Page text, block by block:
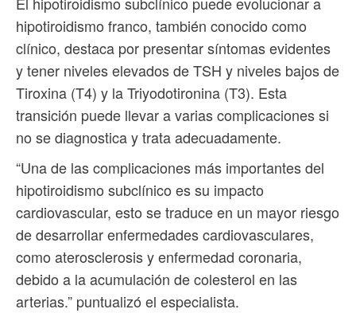
hipotiroidismo franco, también conocido como
clínico, destaca por presentar síntomas evidentes
y tener niveles elevados de TSH y niveles bajos de
Tiroxina (T4) y la Triyodotironina (T3). Esta
transición puede llevar a varias complicaciones si
no se diagnostica y trata adecuadamente.
“Una de las complicaciones más importantes del
hipotiroidismo subclínico es su impacto
cardiovascular, esto se traduce en un mayor riesgo
de desarrollar enfermedades cardiovasculares,
como aterosclerosis y enfermedad coronaria,
debido a la acumulación de colesterol en las
arterias.” puntualizó el especialista.